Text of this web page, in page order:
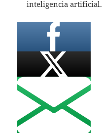
inteligencia artificial.